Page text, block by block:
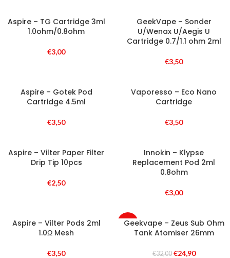
Aspire – TG Cartridge 3ml
1.0ohm/0.8ohm
€3,00
GeekVape – Sonder
U/Wenax U/Aegis U
Cartridge 0.7/1.1 ohm 2ml
€3,50
Aspire – Gotek Pod
Cartridge 4.5ml
€3,50
Vaporesso – Eco Nano
Cartridge
€3,50
Aspire – Vilter Paper Filter
Drip Tip 10pcs
€2,50
Innokin – Klypse
Replacement Pod 2ml
0.8ohm
€3,00
Aspire – Vilter Pods 2ml
1.0Ω Mesh
€3,50
-22%
Geekvape – Zeus Sub Ohm
Tank Atomiser 26mm
€32,00 €24,90